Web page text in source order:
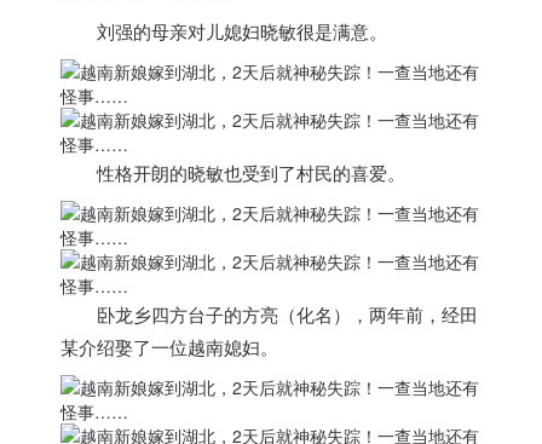
刘强的母亲对儿媳妇晓敏很是满意。
性格开朗的晓敏也受到了村民的喜爱。
卧龙乡四方台子的方亮（化名），两年前，经田
某介绍娶了一位越南媳妇。